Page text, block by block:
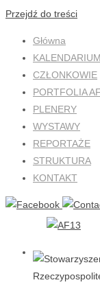
Przejdź do treści
Główna
KALENDARIUM
CZŁONKOWIE
PORTFOLIA
PLENERY
WYSTAWY
REPORTAŻE
STRUKTURA
KONTAKT